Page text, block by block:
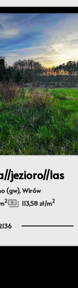
jezioro//las
(gw), Wirów
2 113,58 zł/m2